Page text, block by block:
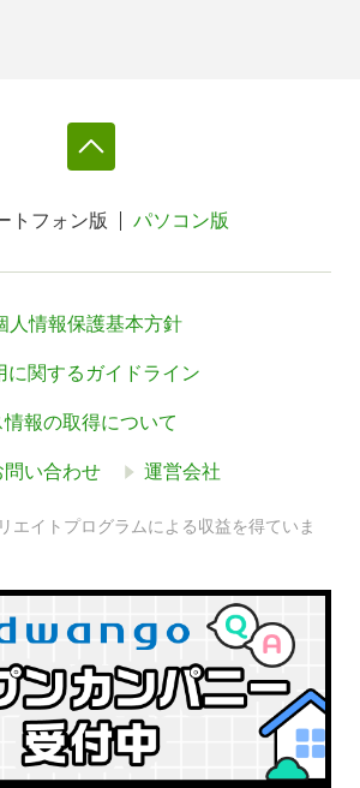
トフォン版 パソコン版
人情報保護基本方針
に関するガイドライン
報の取得について
い合わせ 運営会社
エイトプログラムによる収益を得ていま